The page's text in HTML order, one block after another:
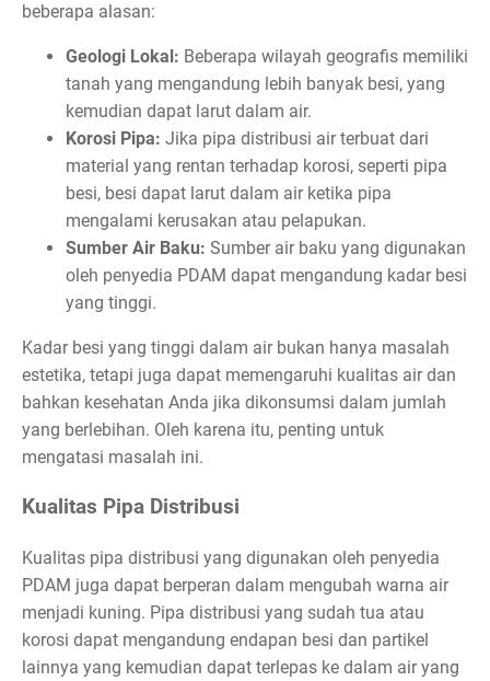
beberapa alasan:
Geologi Lokal: Beberapa wilayah geografis memiliki
tanah yang mengandung lebih banyak besi, yang
kemudian dapat larut dalam air.
Korosi Pipa: Jika pipa distribusi air terbuat dari
material yang rentan terhadap korosi, seperti pipa
besi, besi dapat larut dalam air ketika pipa
mengalami kerusakan atau pelapukan.
Sumber Air Baku: Sumber air baku yang digunakan
oleh penyedia PDAM dapat mengandung kadar besi
yang tinggi.
Kadar besi yang tinggi dalam air bukan hanya masalah
estetika, tetapi juga dapat memengaruhi kualitas air dan
bahkan kesehatan Anda jika dikonsumsi dalam jumlah
yang berlebihan. Oleh karena itu, penting untuk
mengatasi masalah ini.
Kualitas Pipa Distribusi
Kualitas pipa distribusi yang digunakan oleh penyedia
PDAM juga dapat berperan dalam mengubah warna air
menjadi kuning. Pipa distribusi yang sudah tua atau
korosi dapat mengandung endapan besi dan partikel
lainnya yang kemudian dapat terlepas ke dalam air yang